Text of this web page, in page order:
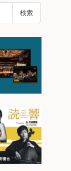
検索